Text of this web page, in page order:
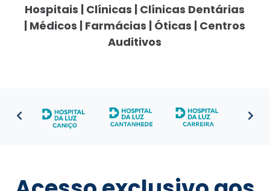
Hospitais | Clínicas | Clínicas Dentárias
| Médicos | Farmácias | Óticas | Centros
Auditivos